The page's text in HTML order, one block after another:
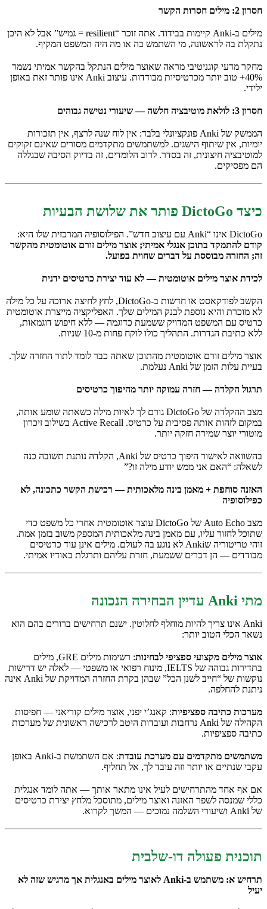
חסרון 2: מילים חסרות הקשר
מילים ב-Anki קיימות בבידוד. אתה זוכר “resilient = גמיש” אבל לא היכן
נתקלת בה לראשונה, מי השתמש בה או מה היה המשפט המקיף.
מחקר מדעי קוגניטיבי מראה שאוצר מילים הנתקל בהקשר אמיתי נשמר
40%+ טוב יותר מכרטיסיות מבודדות. עיצוב Anki אינו פותר זאת באופן
ילידי.
חסרון 3: לולאת מוטיבציה חלשה — שיעורי נטישה גבוהים
הממשק של Anki פונקציונלי בלבד: אין לוח שנה לרצף, אין תזכורות
יומיות, אין שיתוף הישגים. למשתמשים מתקדמים מסורים שאינם זקוקים
למוטיבציה חיצונית, זה בסדר. לרוב הלומדים, זה בדיוק הסיבה שבגללה
הם מפסיקים.
כיצד DictoGo פותר את שלושת הבעיות
DictoGo אינו “Anki עם עיצוב חדש”. הפילוסופיה המרכזית שלו היא:
קודם להתמקד בתוכן אנגלי אמיתי; אוצר מילים זורם אוטומטית מהקשר
זה; החזרה מבוססת על דברים שחוית בפועל.
לכידת אוצר מילים אוטומטית — לא עוד יצירת כרטיסים ידנית
הקשב לפודקאסט או חדשות ב-DictoGo, לחץ לחיצה ארוכה על כל מילה
לא מוכרת והיא נוספת לבנק המילים שלך. האפליקציה מייצרת אוטומטית
כרטיס עם המשפט המדויק ששמעת כדוגמה — ללא חיפוש דוגמאות,
ללא כתיבת הגדרות. התהליך כולו לוקח פחות מ-10 שניות.
אוצר מילים זורם אוטומטית מהתוכן שאתה כבר לומד לתור החזרה שלך.
בעיית עלות הזמן של Anki נעלמת.
תרגול הקלדה — חזרה עמוקה יותר מהיפוך כרטיסים
מצב ההקלדה של DictoGo גורם לך לאיות מילה כשאתה שומע אותה,
במקום לזהות אותה פסיבית על כרטיס. Active Recall בשילוב זיכרון
מוטורי יוצר שמירה חזקה יותר.
בהשוואה לאישור היפוך כרטיס של Anki, הקלדה נותנת תשובה כנה
לשאלה: “האם אני ממש יודע מילה זו?”
האזנה סוחפת + מאמן בינה מלאכותית — רכישת הקשר כתכונה, לא
כפילוסופיה
מצב Auto Echo של DictoGo עוצר אוטומטית אחרי כל משפט כדי
שתוכל לחזור עליו, עם מאמן בינה מלאכותית המספק משוב בזמן אמת.
זוהי טריטוריה שAnki לא נוגע בה לעולם. מילים אינן עוד כרטיסים
מבודדים — הן דברים ששמעת, חזרת עליהם ותרגלת באודיו אמיתי.
מתי Anki עדיין הבחירה הנכונה
Anki אינו צריך להיות מוחלף לחלוטין. ישנם תרחישים ברורים בהם הוא
נשאר הכלי הטוב יותר:
אוצר מילים מקצועי ספציפי לבחינות
: רשימות מילים GRE, מילים
בתדירות גבוהה של IELTS, מינוח רפואי או משפטי — לאלה יש דרישות
נוקשות של “חייב לשנן הכל” שבהן בקרת החזרה המדויקת של Anki אינה
ניתנת להחלפה.
מערכות כתיבה ספציפיות: קאנג’י יפני, אוצר מילים קוריאני — חפיסות
הקהילה של Anki נרחבות ועובדות היטב לרכישה ראשונית של מערכות
כתיבה ספציפיות.
משתמשים מתקדמים עם מערכת עובדת
: אם השתמשת ב-Anki באופן
עקבי שנתיים או יותר וזה עובד לך, אל תחליף.
אם אף אחד מהתרחישים לעיל אינו מתאר אותך — אתה לומד אנגלית
כללי שמנסה לשפר האזנה ואוצר מילים, מתוסכל מלחץ יצירת כרטיסים
של Anki ושיעורי השלמה נמוכים — המשך לקרוא.
תוכנית פעולה דו-שלבית
תרחיש א: משתמש ב-Anki לאוצר מילים באנגלית אך מרגיש שזה לא
יעיל